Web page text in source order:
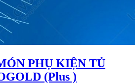
PHỤ KIỆN TỦ
(Plus )